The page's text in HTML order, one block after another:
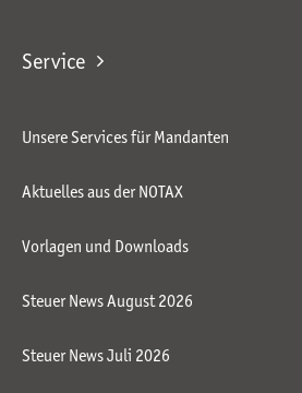
Service
Unsere Services für Mandanten
Aktuelles aus der NOTAX
Vorlagen und Downloads
Steuer News August 2026
Steuer News Juli 2026